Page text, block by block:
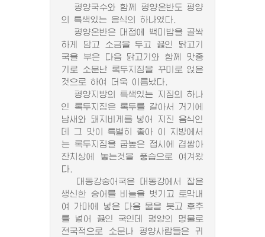
평양국수와 함께 평양온반도 평양
의 특색있는 음식의 하나였다.
평양온반은 대접에 백미밥을 골싹
하게 담고 소금을 두고 끓인 닭고기
국을 부은 다음 닭고기와 함께 맛좋
기로 소문난 록두지짐을 꾸미로 얹은
것으로 하여 더욱 이름났다.
평양지방의 특색있는 지짐의 하나
인 록두지짐은 록두를 갈아서 거기에
남새와 돼지비게를 넣어 지진 음식인
데 그 맛이 특별히 좋아 이 지방에서
는 록두지짐을 굽높은 접시에 겹쌓아
잔치상에 놓는것을 풍습으로 여겨왔
다.
대동강숭어국은 대동강에서 잡은
생신한 숭어를 비늘을 벗기고 토막내
여 가마에 넣은 다음 물을 붓고 후추
를 넣어 끓인 국인데 평양의 명물로
전국적으로 소문나 평양사람들은 귀